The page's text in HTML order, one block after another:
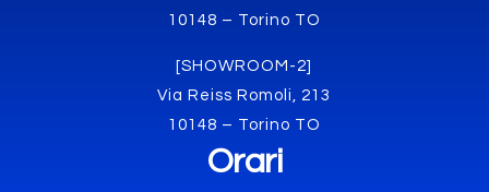
10148 – Torino TO
[SHOWROOM-2]
Via Reiss Romoli, 213
10148 – Torino TO
Orari